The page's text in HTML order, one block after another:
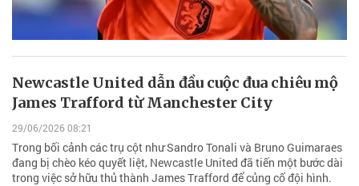
Newcastle United dẫn đầu cuộc đua chiêu mộ
James Trafford từ Manchester City
29/06/2026 08:21
Trong bối cảnh các trụ cột như Sandro Tonali và Bruno Guimaraes
đang bị chèo kéo quyết liệt, Newcastle United đã tiến một bước dài
trong việc sở hữu thủ thành James Trafford để củng cố đội hình.